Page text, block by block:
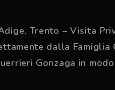
Trento – Visita
dalla Famiglia
Gonzaga in